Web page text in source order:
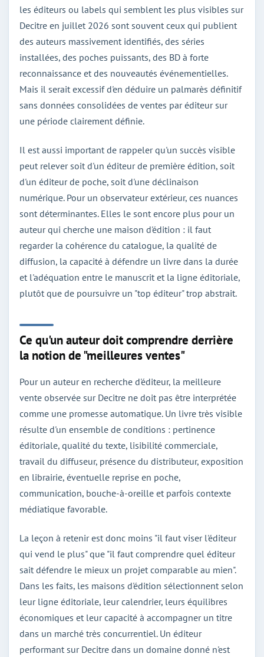
les éditeurs ou labels qui semblent les plus visibles sur
Decitre en juillet 2026 sont souvent ceux qui publient
des auteurs massivement identifiés, des séries
installées, des poches puissants, des BD à forte
reconnaissance et des nouveautés événementielles.
Mais il serait excessif d'en déduire un palmarès définitif
sans données consolidées de ventes par éditeur sur
une période clairement définie.
Il est aussi important de rappeler qu'un succès visible
peut relever soit d'un éditeur de première édition, soit
d'un éditeur de poche, soit d'une déclinaison
numérique. Pour un observateur extérieur, ces nuances
sont déterminantes. Elles le sont encore plus pour un
auteur qui cherche une maison d'édition : il faut
regarder la cohérence du catalogue, la qualité de
diffusion, la capacité à défendre un livre dans la durée
et l'adéquation entre le manuscrit et la ligne éditoriale,
plutôt que de poursuivre un "top éditeur" trop abstrait.
Ce qu'un auteur doit comprendre derrière
la notion de "meilleures ventes"
Pour un auteur en recherche d'éditeur, la meilleure
vente observée sur Decitre ne doit pas être interprétée
comme une promesse automatique. Un livre très visible
résulte d'un ensemble de conditions : pertinence
éditoriale, qualité du texte, lisibilité commerciale,
travail du diffuseur, présence du distributeur, exposition
en librairie, éventuelle reprise en poche,
communication, bouche-à-oreille et parfois contexte
médiatique favorable.
La leçon à retenir est donc moins "il faut viser l'éditeur
qui vend le plus" que "il faut comprendre quel éditeur
sait défendre le mieux un projet comparable au mien".
Dans les faits, les maisons d'édition sélectionnent selon
leur ligne éditoriale, leur calendrier, leurs équilibres
économiques et leur capacité à accompagner un titre
dans un marché très concurrentiel. Un éditeur
performant sur Decitre dans un domaine donné n'est